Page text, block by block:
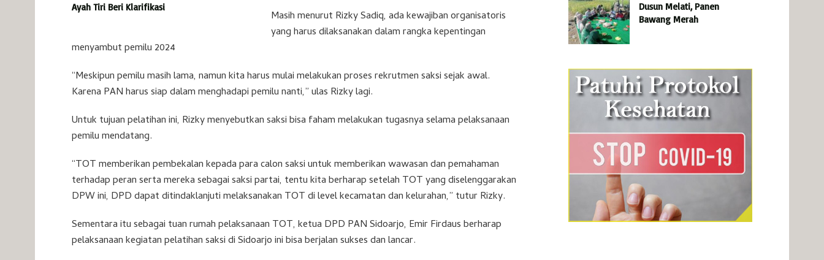
Ayah Tiri Beri Klarifikasi
Masih menurut Rizky Sadiq, ada kewajiban organisatoris
yang harus dilaksanakan dalam rangka kepentingan
menyambut pemilu 2024
“Meskipun pemilu masih lama, namun kita harus mulai melakukan proses rekrutmen saksi sejak awal.
Karena PAN harus siap dalam menghadapi pemilu nanti,” ulas Rizky lagi.
Untuk tujuan pelatihan ini, Rizky menyebutkan saksi bisa faham melakukan tugasnya selama pelaksanaan
pemilu mendatang.
“TOT memberikan pembekalan kepada para calon saksi untuk memberikan wawasan dan pemahaman
terhadap peran serta mereka sebagai saksi partai, tentu kita berharap setelah TOT yang diselenggarakan
DPW ini, DPD dapat ditindaklanjuti melaksanakan TOT di level kecamatan dan kelurahan,” tutur Rizky.
Sementara itu sebagai tuan rumah pelaksanaan TOT, ketua DPD PAN Sidoarjo, Emir Firdaus berharap
pelaksanaan kegiatan pelatihan saksi di Sidoarjo ini bisa berjalan sukses dan lancar.
Dusun Melati, Panen
Bawang Merah